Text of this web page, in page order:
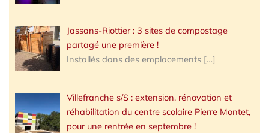
Jassans-Riottier : 3 sites de compostage
partagé une première !
Installés dans des emplacements […]
Villefranche s/S : extension, rénovation et
réhabilitation du centre scolaire Pierre Montet,
pour une rentrée en septembre !